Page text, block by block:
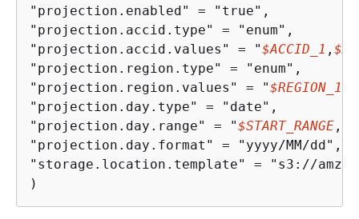
"projection.enabled" = "true",
"projection.accid.type" = "enum",
"projection.accid.values" = "$ACCID_1 ,
"projection.region.type" = "enum",
"projection.region.values" = "$REGION_1
"projection.day.type" = "date",
"projection.day.range" = "$START_RANGE
"projection.day.format" = "yyyy/MM/dd",
"storage.location.template" = "s3://amzn-
)